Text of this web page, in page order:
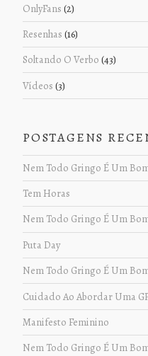
OnlyFans (2)
Resenhas (16)
Soltando O Verbo (43)
Vídeos (3)
POSTAGENS
Nem Todo Gringo É Um
Tem Horas
Nem Todo Gringo É Um
Puta Day
Nem Todo Gringo É Um
Cuidado Ao Abordar Uma
Manifesto Feminino
Nem Todo Gringo É Um